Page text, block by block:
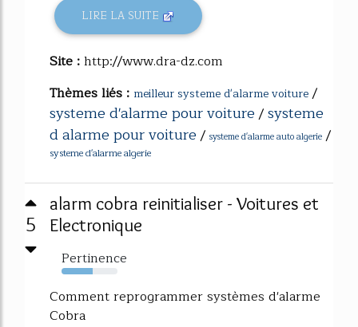
LIRE LA SUITE
Site :http://www.dra-dz.com
Thèmes liés : meilleur systeme d'alarme voiture/
systeme d'alarme pour voiture/systeme
d alarme pour voiture/ systeme d'alarme auto algerie /
systeme d'alarme algerie
5
alarm cobra reinitialiser - Voitures et
Electronique
Pertinence
56%
Comment reprogrammer systèmes d'alarme
Cobra